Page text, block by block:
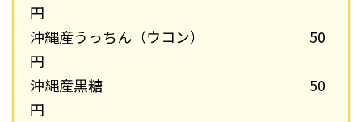
円
沖縄産うっちん（ウコン） 50
円
沖縄産黒糖 50
円